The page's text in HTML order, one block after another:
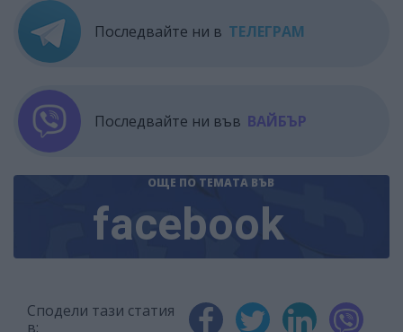
Последвайте ни в ТЕЛЕГРАМ
Последвайте ни във ВАЙБЪР
ОЩЕ ПО ТЕМАТА ВЪВ
facebook
Сподели тази статия
в: